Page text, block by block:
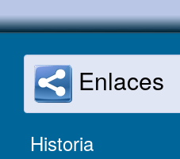
Enlaces
Historia